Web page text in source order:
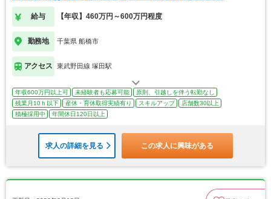
給与 【年収】460万円～600万円程度
勤務地 千葉県 船橋市
アクセス 東武野田線 塚田駅
年収600万円以上可 未経験者も応募可能
原則、引越しを伴う転勤なし
残業月10ｈ以下
産休・育休取得実績有り スキルアップ
店舗数30以上
積極採用中
年間休日120日以上
求人の詳細を見る この求人に興味がある